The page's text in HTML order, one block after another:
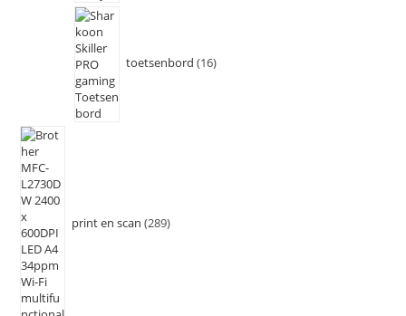
toetsenbord 16
print en scan 289